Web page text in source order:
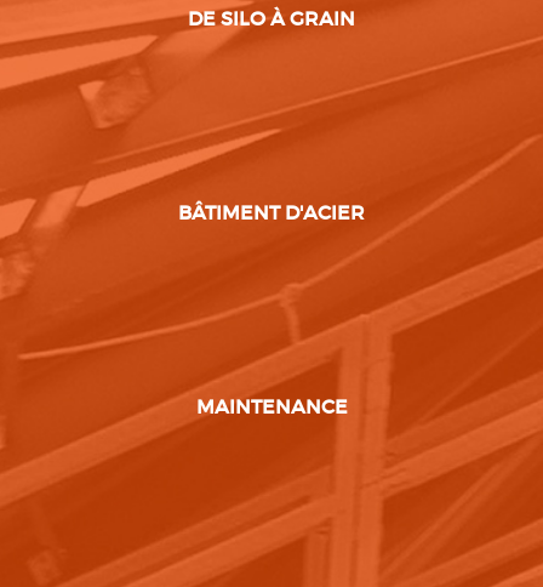
DE SILO À GRAIN
BÂTIMENT D'ACIER
MAINTENANCE